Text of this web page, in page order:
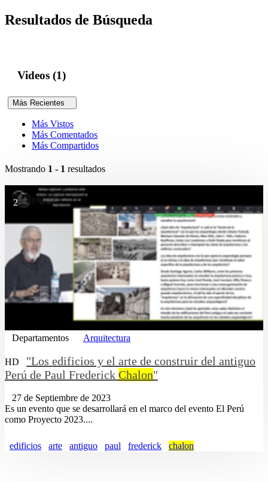
Resultados de Búsqueda
Videos (1)
Más Recientes
Más Vistos
Más Comentados
Más Compartidos
Mostrando 1 - 1 resultados
2
Departamentos Arquitectura
HD
"Los edificios y el arte de construir del antiguo
Perú de Paul Frederick Chalon"
27 de Septiembre de 2023
Es un evento que se desarrollará en el marco del evento El Perú
como Proyecto 2023....
edificios arte antiguo paul frederick chalon